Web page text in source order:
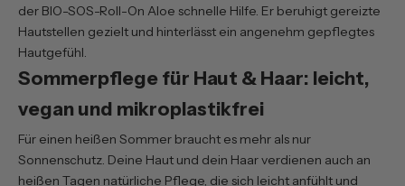
der BIO-SOS-Roll-On Aloe schnelle Hilfe. Er beruhigt gereizte
Hautstellen gezielt und hinterlässt ein angenehm gepflegtes
Hautgefühl.
Sommerpflege für Haut & Haar: leicht,
vegan und mikroplastikfrei
Für einen heißen Sommer braucht es mehr als nur
Sonnenschutz. Deine Haut und dein Haar verdienen auch an
heißen Tagen natürliche Pflege, die sich leicht anfühlt und